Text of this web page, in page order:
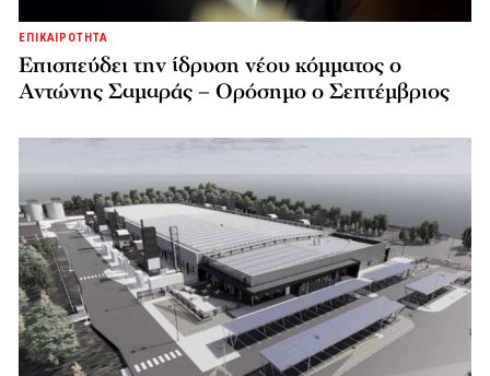
ΕΠΙΚΑΙΡΟΤΗΤΑ
Επισπεύδει την ίδρυση νέου κόμματος o
Αντώνης Σαμαράς – Ορόσημο ο Σεπτέμβριος